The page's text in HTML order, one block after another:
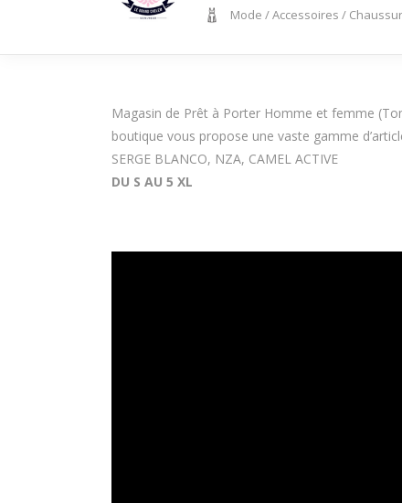
Mode / Accessoires /
Magasin de Prêt à Porter Homme et femme
boutique vous propose une vaste gamme
SERGE BLANCO, NZA, CAMEL ACTIVE
DU S AU 5 XL